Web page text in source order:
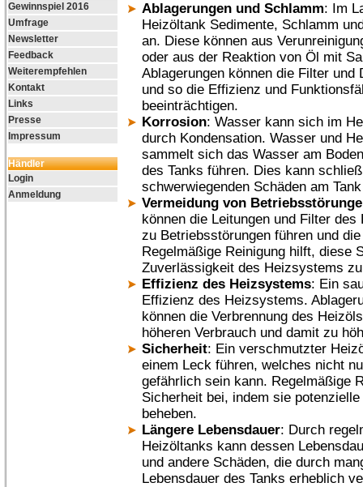
Gewinnspiel 2016
Umfrage
Newsletter
Feedback
Weiterempfehlen
Kontakt
Links
Presse
Impressum
Händler
Login
Anmeldung
Ablagerungen und Schlamm: Im
Heizöltank Sedimente, Schlamm
an. Diese können aus
oder aus der Reaktion von Öl mit
Ablagerungen können die Filter
und so die Effizienz und
beeinträchtigen.
Korrosion: Wasser kann sich im
durch Kondensation. Wasser und
sammelt sich das Wasser am
des Tanks führen. Dies kann
schwerwiegenden Schäden am
Vermeidung von
können die Leitungen und Filter
zu Betriebsstörungen führen und
Regelmäßige Reinigung hilft, diese
Zuverlässigkeit des Heizsystems
Effizienz des Heizsystems: Ein
Effizienz des Heizsystems.
können die Verbrennung des
höheren Verbrauch und damit zu
Sicherheit: Ein verschmutzter
einem Leck führen, welches nicht
gefährlich sein kann. Regelmäßige
Sicherheit bei, indem sie
beheben.
Längere Lebensdauer: Durch
Heizöltanks kann dessen
und andere Schäden, die durch
Lebensdauer des Tanks erheblich